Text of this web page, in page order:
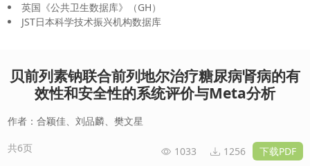
英国《公共卫生数据库》（GH）
JST日本科学技术振兴机构数据库
贝前列素钠联合前列地尔治疗糖尿病肾病的有
效性和安全性的系统评价与Meta分析
作者：合颖佳、刘品麟、樊文星
共6页 1033 1256 下载PDF